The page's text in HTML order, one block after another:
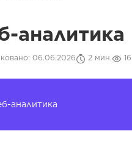
аналитика
06.06.2026 2 мин.
аналитика